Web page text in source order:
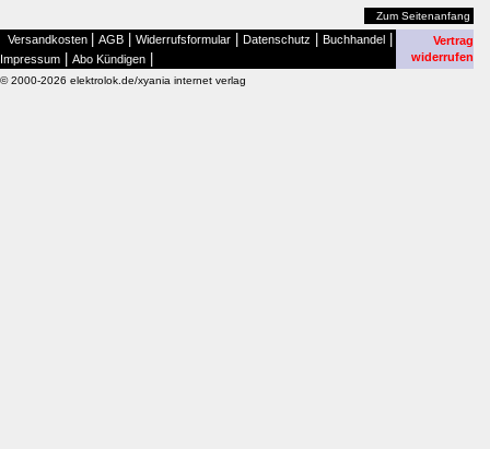
Zum Seitenanfang
Versandkosten AGB Widerrufsformular Datenschutz Buchhandel
Impressum Abo Kündigen
Vertrag
widerrufen
© 2000-2026 elektrolok.de/xyania internet verlag